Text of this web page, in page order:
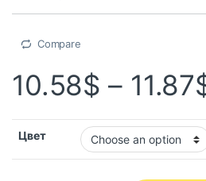
Compare
10.58$ – 11.87
Цвет